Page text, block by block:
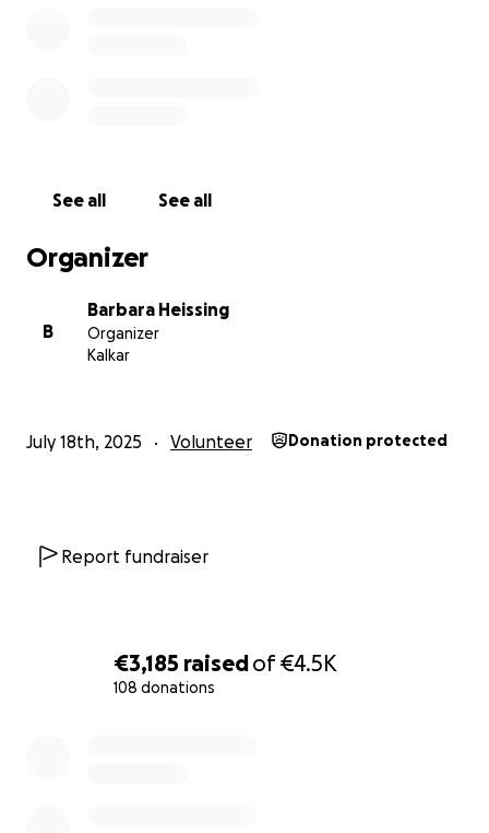
€3,185 raisedof€4.5K
108 donations
See all See all
Organizer
B
Barbara Heissing
Organizer
Kalkar
July 18th, 2025 Volunteer Donation protected
Report fundraiser